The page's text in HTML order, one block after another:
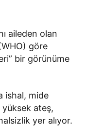
aileden olan
göre
bir görünüme
ishal, mide
yüksek ateş,
yer alıyor.